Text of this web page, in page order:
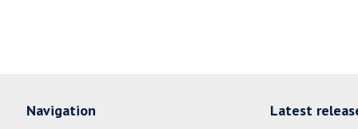
Navigation Latest